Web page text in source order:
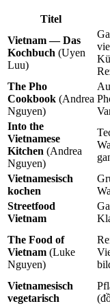
Titel
Vietnam — Das
Kochbuch (Uyen
Luu)
The Pho
Cookbook (Andrea
Nguyen)
Into the
Vietnamese
Kitchen (Andrea
Nguyen)
Vietnamesisch
kochen
Streetfood
Vietnam
The Food of
Vietnam (Luke
Nguyen)
Vietnamesisch
vegetarisch